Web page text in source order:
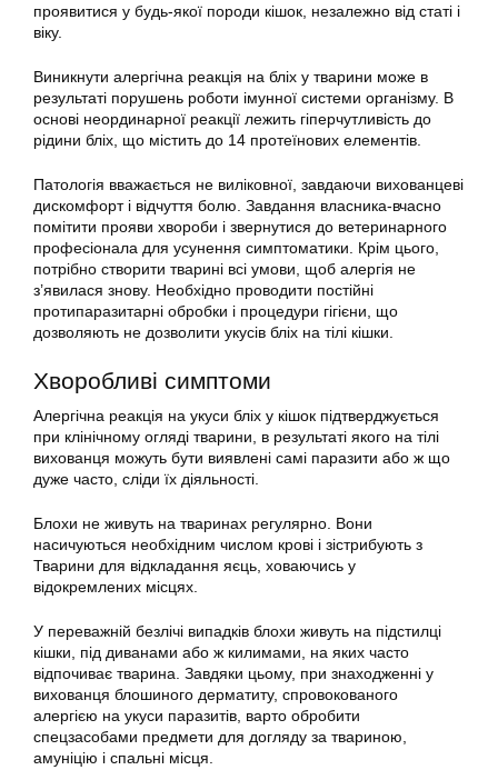
проявитися у будь-якої породи кішок, незалежно від статі і
віку.
Виникнути алергічна реакція на бліх у тварини може в
результаті порушень роботи імунної системи організму. В
основі неординарної реакції лежить гіперчутливість до
рідини бліх, що містить до 14 протеїнових елементів.
Патологія вважається не виліковної, завдаючи вихованцеві
дискомфорт і відчуття болю. Завдання власника-вчасно
помітити прояви хвороби і звернутися до ветеринарного
професіонала для усунення симптоматики. Крім цього,
потрібно створити тварині всі умови, щоб алергія не
з’явилася знову. Необхідно проводити постійні
протипаразитарні обробки і процедури гігієни, що
дозволяють не дозволити укусів бліх на тілі кішки.
Хворобливі симптоми
Алергічна реакція на укуси бліх у кішок підтверджується
при клінічному огляді тварини, в результаті якого на тілі
вихованця можуть бути виявлені самі паразити або ж що
дуже часто, сліди їх діяльності.
Блохи не живуть на тваринах регулярно. Вони
насичуються необхідним числом крові і зістрибують з
Тварини для відкладання яєць, ховаючись у
відокремлених місцях.
У переважній безлічі випадків блохи живуть на підстилці
кішки, під диванами або ж килимами, на яких часто
відпочиває тварина. Завдяки цьому, при знаходженні у
вихованця блошиного дерматиту, спровокованого
алергією на укуси паразитів, варто обробити
спецзасобами предмети для догляду за твариною,
амуніцію і спальні місця.